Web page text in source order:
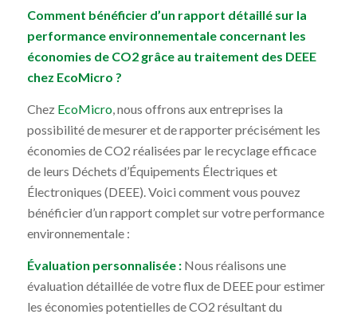
Comment bénéficier d’un rapport détaillé sur la
performance environnementale concernant les
économies de CO2 grâce au traitement des DEEE
chez EcoMicro ?
Chez EcoMicro, nous offrons aux entreprises la
possibilité de mesurer et de rapporter précisément les
économies de CO2 réalisées par le recyclage efficace
de leurs Déchets d’Équipements Électriques et
Électroniques (DEEE). Voici comment vous pouvez
bénéficier d’un rapport complet sur votre performance
environnementale :
Évaluation personnalisée :Nous réalisons une
évaluation détaillée de votre flux de DEEE pour estimer
les économies potentielles de CO2 résultant du